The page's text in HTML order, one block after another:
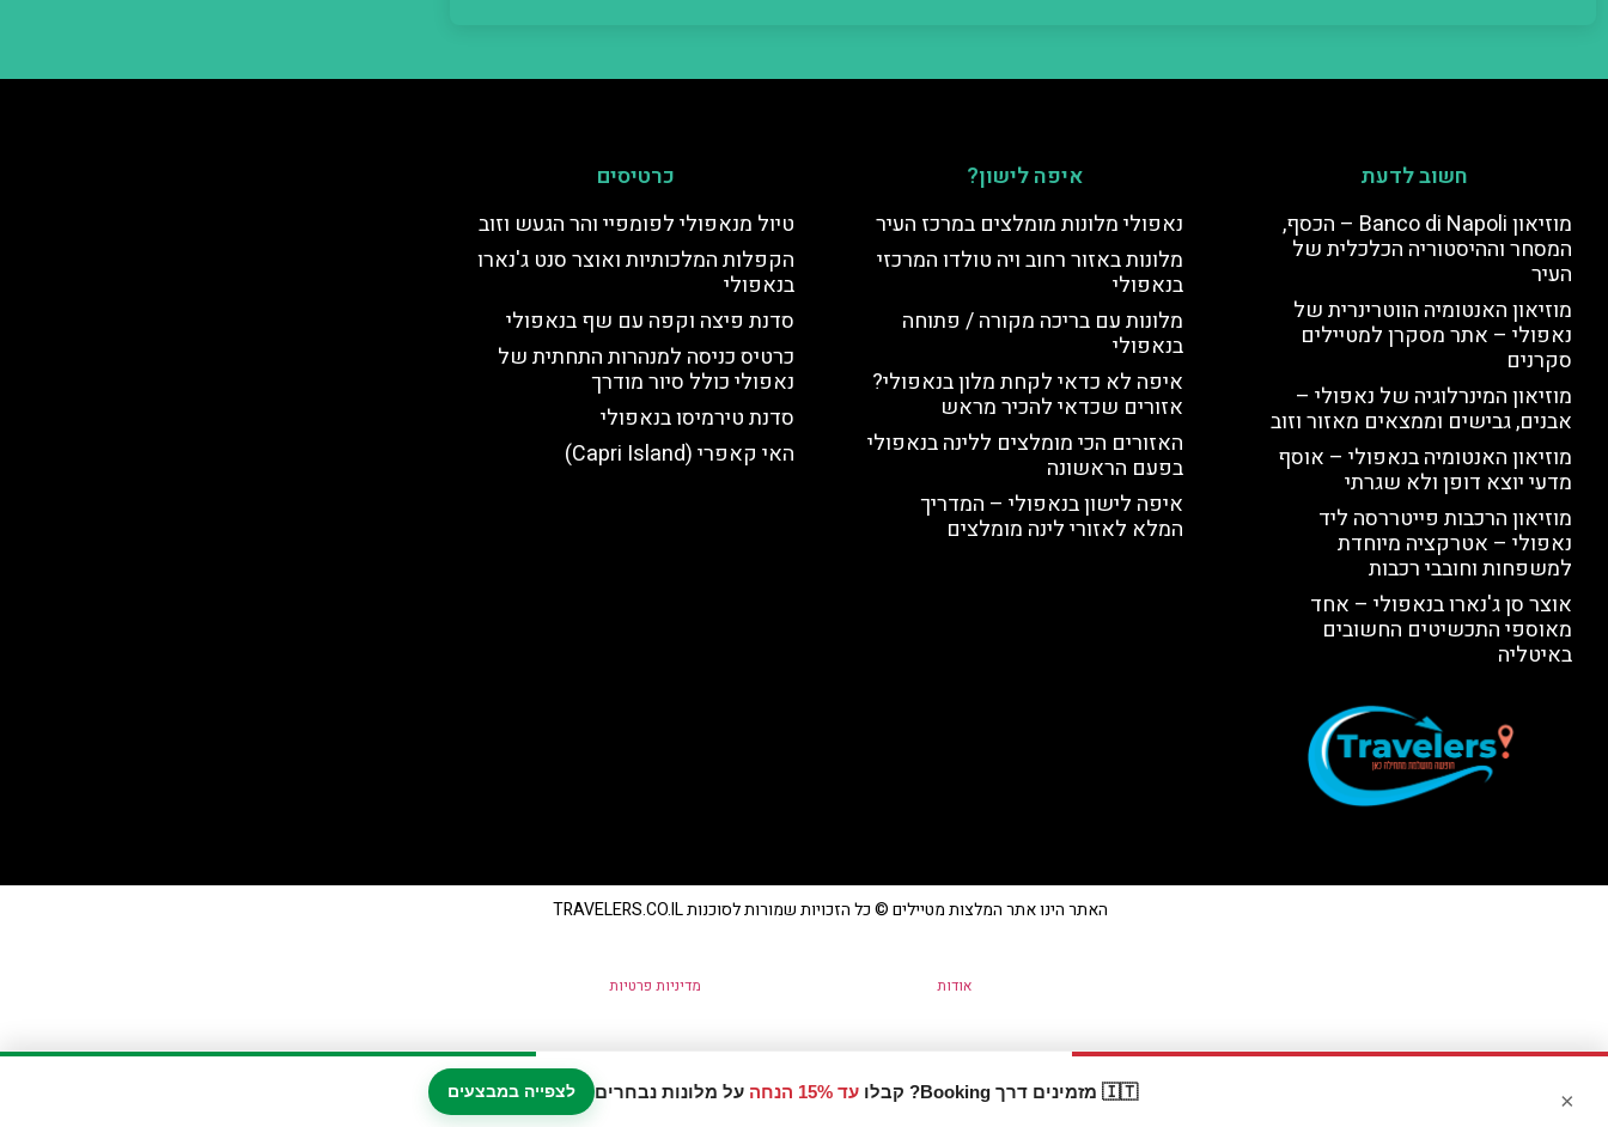
🇮🇹 מזמינים דרך Booking? קבלו עד 15% הנחה על מלונות נבחרים לצפייה במבצעים ×
חשוב לדעת
מוזיאון Banco di Napoli – הכסף,
המסחר וההיסטוריה הכלכלית של
העיר
מוזיאון האנטומיה הווטרינרית של
נאפולי – אתר מסקרן למטיילים
סקרנים
מוזיאון המינרלוגיה של נאפולי –
אבנים, גבישים וממצאים מאזור וזוב
מוזיאון האנטומיה בנאפולי – אוסף
מדעי יוצא דופן ולא שגרתי
מוזיאון הרכבות פייטררסה ליד
נאפולי – אטרקציה מיוחדת
למשפחות וחובבי רכבות
אוצר סן ג'נארו בנאפולי – אחד
מאוספי התכשיטים החשובים
באיטליה
איפה לישון?
נאפולי מלונות מומלצים במרכז העיר
מלונות באזור רחוב ויה טולדו המרכזי
בנאפולי
מלונות עם בריכה מקורה / פתוחה
בנאפולי
איפה לא כדאי לקחת מלון בנאפולי?
אזורים שכדאי להכיר מראש
האזורים הכי מומלצים ללינה בנאפולי
בפעם הראשונה
איפה לישון בנאפולי – המדריך
המלא לאזורי לינה מומלצים
כרטיסים
טיול מנאפולי לפומפיי והר הגעש וזוב
הקפלות המלכותיות ואוצר סנט ג'נארו
בנאפולי
סדנת פיצה וקפה עם שף בנאפולי
כרטיס כניסה למנהרות התחתית של
נאפולי כולל סיור מודרך
סדנת טירמיסו בנאפולי
האי קאפרי (Capri Island)
האתר הינו אתר המלצות מטיילים © כל הזכויות שמורות לסוכנות TRAVELERS.CO.IL
אודות מדיניות פרטיות